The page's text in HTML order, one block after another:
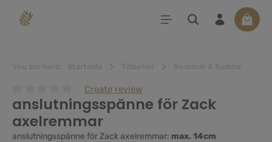
Genomsnittligt betyg på 0 av 5 stjärnor
Create review
anslutningsspänne för Zack
axelremmar
anslutningsspänne för Zack axelremmar: max. 14cm